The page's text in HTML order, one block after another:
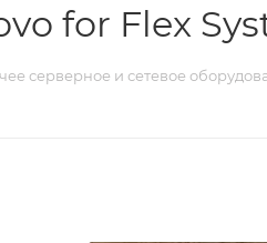
for Flex
серверное и сетевое